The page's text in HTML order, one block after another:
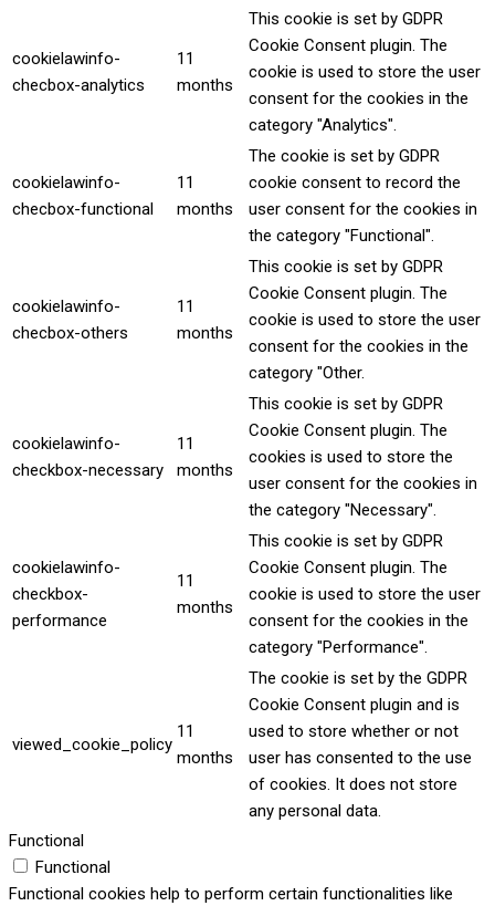
cookielawinfo-
checbox-analytics
11
months
This cookie is set by GDPR
Cookie Consent plugin. The
cookie is used to store the user
consent for the cookies in the
category "Analytics".
cookielawinfo-
checbox-functional
11
months
The cookie is set by GDPR
cookie consent to record the
user consent for the cookies in
the category "Functional".
cookielawinfo-
checbox-others
11
months
This cookie is set by GDPR
Cookie Consent plugin. The
cookie is used to store the user
consent for the cookies in the
category "Other.
cookielawinfo-
checkbox-necessary
11
months
This cookie is set by GDPR
Cookie Consent plugin. The
cookies is used to store the
user consent for the cookies in
the category "Necessary".
cookielawinfo-
checkbox-
performance
11
months
This cookie is set by GDPR
Cookie Consent plugin. The
cookie is used to store the user
consent for the cookies in the
category "Performance".
viewed_cookie_policy
11
months
The cookie is set by the GDPR
Cookie Consent plugin and is
used to store whether or not
user has consented to the use
of cookies. It does not store
any personal data.
Functional
Functional
Functional cookies help to perform certain functionalities like